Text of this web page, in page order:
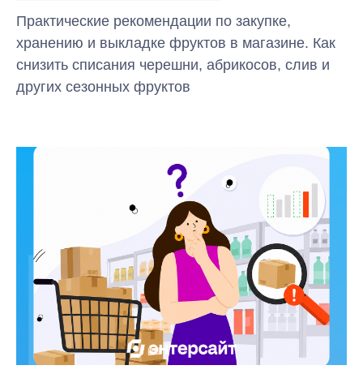
Практические рекомендации по закупке,
хранению и выкладке фруктов в магазине. Как
снизить списания черешни, абрикосов, слив и
других сезонных фруктов